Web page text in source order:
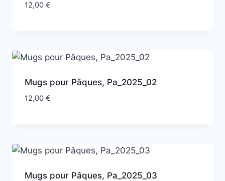
12,00 €
Mugs pour Pâques, Pa_2025_02
12,00 €
Mugs pour Pâques, Pa_2025_03